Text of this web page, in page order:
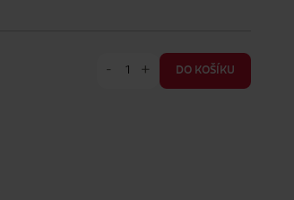
- + DO KOŠÍKU